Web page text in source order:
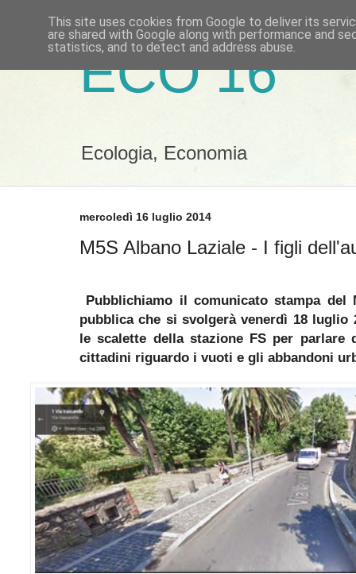
ECO 16
Ecologia, Economia
mercoledì 16 luglio 2014
M5S Albano Laziale - I figli
Pubblichiamo il comunicato stampa del
pubblica che si svolgeràvenerdì 18 luglio
le scalette della stazione FS per
cittadini riguardo i vuoti e gli abbandoni
This site uses cookies from Google to deliver its
are shared with Google along with performance and
statistics, and to detect and address abuse.